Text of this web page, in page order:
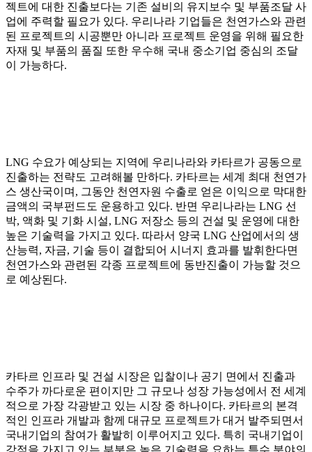
젝트에 대한 진출보다는 기존 설비의 유지보수 및 부품조달 사
업에 주력할 필요가 있다. 우리나라 기업들은 천연가스와 관련
된 프로젝트의 시공뿐만 아니라 프로젝트 운영을 위해 필요한
자재 및 부품의 품질 또한 우수해 국내 중소기업 중심의 조달
이 가능하다.
LNG 수요가 예상되는 지역에 우리나라와 카타르가 공동으로
진출하는 전략도 고려해볼 만하다. 카타르는 세계 최대 천연가
스 생산국이며, 그동안 천연자원 수출로 얻은 이익으로 막대한
금액의 국부펀드도 운용하고 있다. 반면 우리나라는 LNG 선
박, 액화 및 기화 시설, LNG 저장소 등의 건설 및 운영에 대한
높은 기술력을 가지고 있다. 따라서 양국 LNG 산업에서의 생
산능력, 자금, 기술 등이 결합되어 시너지 효과를 발휘한다면
천연가스와 관련된 각종 프로젝트에 동반진출이 가능할 것으
로 예상된다.
카타르 인프라 및 건설 시장은 입찰이나 공기 면에서 진출과
수주가 까다로운 편이지만 그 규모나 성장 가능성에서 전 세계
적으로 가장 각광받고 있는 시장 중 하나이다. 카타르의 본격
적인 인프라 개발과 함께 대규모 프로젝트가 대거 발주되면서
국내기업의 참여가 활발히 이루어지고 있다. 특히 국내기업이